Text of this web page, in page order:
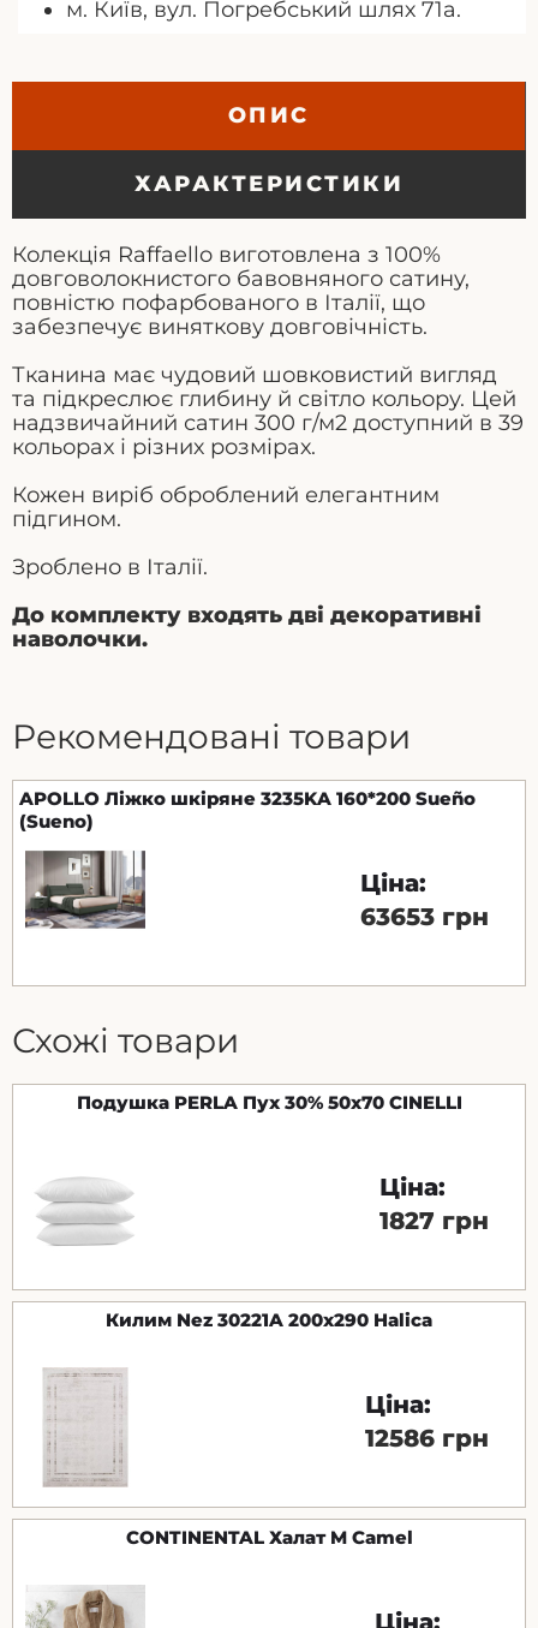
м. Київ, вул. Погребський шлях 71а.
ОПИС
ХАРАКТЕРИСТИКИ
Колекція Raffaello виготовлена ​​з 100%
довговолокнистого бавовняного сатину,
повністю пофарбованого в Італії, що
забезпечує виняткову довговічність.
Тканина має чудовий шовковистий вигляд
та підкреслює глибину й світло кольору. Цей
надзвичайний сатин 300 г/м2 доступний в 39
кольорах і різних розмірах.
Кожен виріб оброблений елегантним
підгином.
Зроблено в Італії.
До комплекту входять дві декоративні
наволочки.
Рекомендовані товари
APOLLO Ліжко шкіряне 3235KA 160*200 Sueño
(Sueno)
Ціна:
63653 грн
Схожі товари
Подушка PERLA Пух 30% 50x70 CINELLI
Ціна:
1827 грн
Килим Nez 30221A 200x290 Halica
Ціна:
12586 грн
CONTINENTAL Халат M Camel
Ціна: